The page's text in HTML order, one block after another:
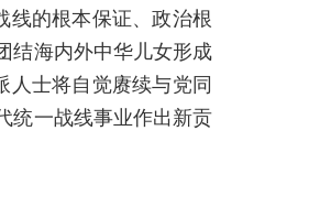
的根本保证、政治根
结海内外中华儿女形成
人士将自觉赓续与党同
统一战线事业作出新贡